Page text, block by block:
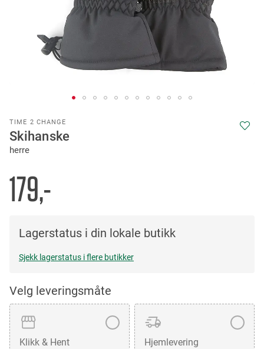
TIME 2 CHANGE
Skihanske
herre
179,-
Lagerstatus i din lokale butikk
Sjekk lagerstatus i flere butikker
Velg leveringsmåte
Klikk & Hent Hjemlevering
to
the
beginning
the
images
gallery